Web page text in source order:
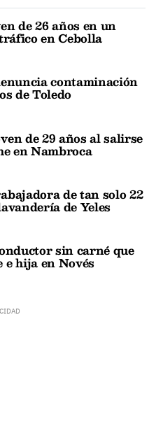
de 26 años en un
en Cebolla
contaminación
de Toledo
de 29 años al salirse
en Nambroca
de tan solo 22
de Yeles
sin carné que
e hija en Novés